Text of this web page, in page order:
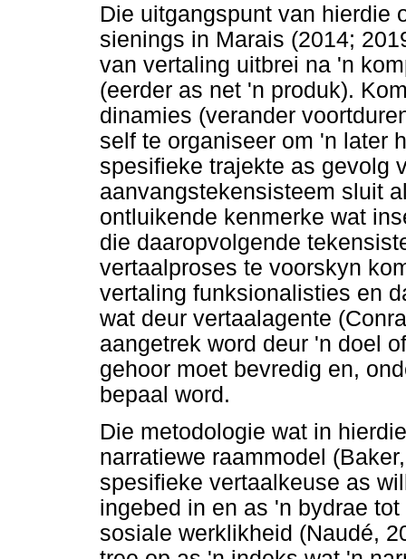
Die uitgangspunt van hierdie
sienings in Marais (2014;
van vertaling uitbrei na 'n
(eerder as net 'n produk).
dinamies (verander
self te organiseer om 'n later
spesifieke trajekte as gevolg
aanvangstekensisteem sluit
ontluikende kenmerke wat
die daaropvolgende
vertaalproses te voorskyn
vertaling funksionalisties en
wat deur vertaalagente
aangetrek word deur 'n doel
gehoor moet bevredig en,
bepaal word.
Die metodologie wat in
narratiewe raammodel
spesifieke vertaalkeuse as
ingebed in en as 'n bydrae
sosiale werklikheid (Naudé,